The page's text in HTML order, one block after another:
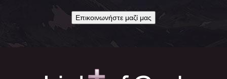
Επικοινωνήστε μαζί μας